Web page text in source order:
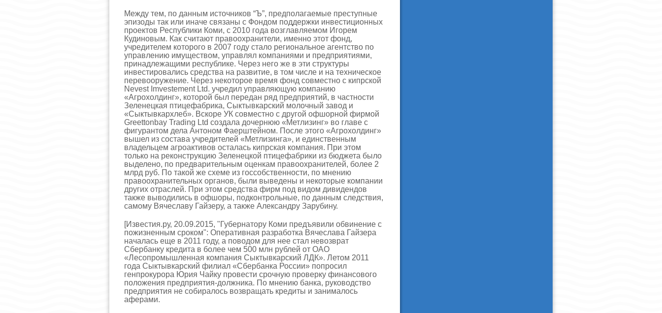
Между тем, по данным источников “Ъ”, предполагаемые преступные
эпизоды так или иначе связаны с Фондом поддержки инвестиционных
проектов Республики Коми, с 2010 года возглавляемом Игорем
Кудиновым. Как считают правоохранители, именно этот фонд,
учредителем которого в 2007 году стало региональное агентство по
управлению имуществом, управлял компаниями и предприятиями,
принадлежащими республике. Через него же в эти структуры
инвестировались средства на развитие, в том числе и на техническое
перевооружение. Через некоторое время фонд совместно с кипрской
Nevest Imvestement Ltd. учредил управляющую компанию
«Агрохолдинг», которой был передан ряд предприятий, в частности
Зеленецкая птицефабрика, Сыктывкарский молочный завод и
«Сыктывкархлеб». Вскоре УК совместно с другой офшорной фирмой
Greettonbay Trading Ltd создала дочернюю «Метлизинг» во главе с
фигурантом дела Антоном Фаерштейном. После этого «Агрохолдинг»
вышел из состава учредителей «Метлизинга», и единственным
владельцем агроактивов осталась кипрская компания. При этом
только на реконструкцию Зеленецкой птицефабрики из бюджета было
выделено, по предварительным оценкам правоохранителей, более 2
млрд руб. По такой же схеме из госсобственности, по мнению
правоохранительных органов, были выведены и некоторые компании
других отраслей. При этом средства фирм под видом дивидендов
также выводились в офшоры, подконтрольные, по данным следствия,
самому Вячеславу Гайзеру, а также Александру Зарубину.
[Известия.ру, 20.09.2015, "Губернатору Коми предъявили обвинение с
пожизненным сроком": Оперативная разработка Вячеслава Гайзера
началась еще в 2011 году, а поводом для нее стал невозврат
Сбербанку кредита в более чем 500 млн рублей от ОАО
«Лесопромышленная компания Сыктывкарский ЛДК». Летом 2011
года Сыктывкарский филиал «Сбербанка России» попросил
генпрокурора Юрия Чайку провести срочную проверку финансового
положения предприятия-должника. По мнению банка, руководство
предприятия не собиралось возвращать кредиты и занималось
аферами.